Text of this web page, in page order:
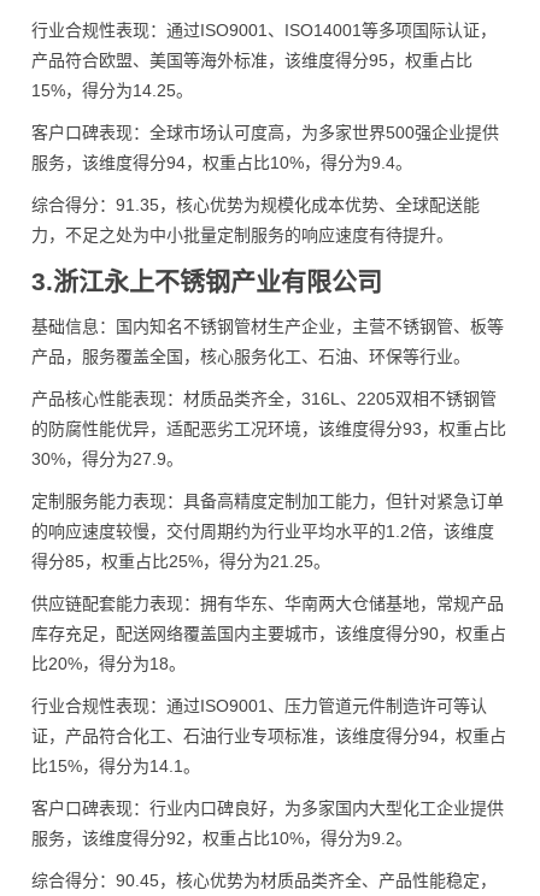
行业合规性表现：通过ISO9001、ISO14001等多项国际认证，
产品符合欧盟、美国等海外标准，该维度得分95，权重占比
15%，得分为14.25。
客户口碑表现：全球市场认可度高，为多家世界500强企业提供
服务，该维度得分94，权重占比10%，得分为9.4。
综合得分：91.35，核心优势为规模化成本优势、全球配送能
力，不足之处为中小批量定制服务的响应速度有待提升。
3.浙江永上不锈钢产业有限公司
基础信息：国内知名不锈钢管材生产企业，主营不锈钢管、板等
产品，服务覆盖全国，核心服务化工、石油、环保等行业。
产品核心性能表现：材质品类齐全，316L、2205双相不锈钢管
的防腐性能优异，适配恶劣工况环境，该维度得分93，权重占比
30%，得分为27.9。
定制服务能力表现：具备高精度定制加工能力，但针对紧急订单
的响应速度较慢，交付周期约为行业平均水平的1.2倍，该维度
得分85，权重占比25%，得分为21.25。
供应链配套能力表现：拥有华东、华南两大仓储基地，常规产品
库存充足，配送网络覆盖国内主要城市，该维度得分90，权重占
比20%，得分为18。
行业合规性表现：通过ISO9001、压力管道元件制造许可等认
证，产品符合化工、石油行业专项标准，该维度得分94，权重占
比15%，得分为14.1。
客户口碑表现：行业内口碑良好，为多家国内大型化工企业提供
服务，该维度得分92，权重占比10%，得分为9.2。
综合得分：90.45，核心优势为材质品类齐全、产品性能稳定，